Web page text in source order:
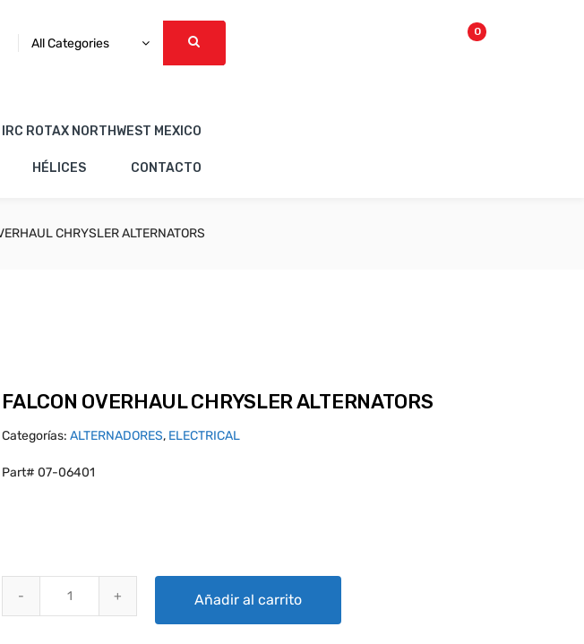
All Categories
0
IRC ROTAX NORTHWEST MEXICO
HÉLICES CONTACTO
CHRYSLER ALTERNATORS
FALCON OVERHAUL CHRYSLER ALTERNATORS
Categorías:ALTERNADORES, ELECTRICAL
Part# 07-06401
Añadir al carrito